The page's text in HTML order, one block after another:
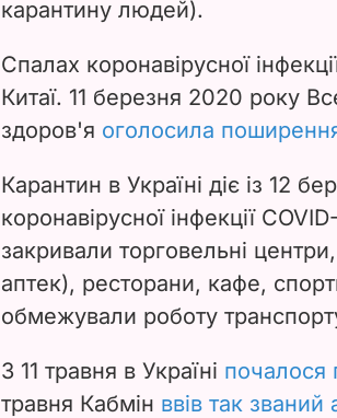
карантину людей).
Спалах коронавірусної
Китаї. 11 березня 2020 року
здоров'я оголосила
Карантин в Україні діє із 12
коронавірусної інфекції
закривали торговельні
аптек), ресторани, кафе,
обмежували роботу
З 11 травня в Україні почалося
травня Кабмін ввів так